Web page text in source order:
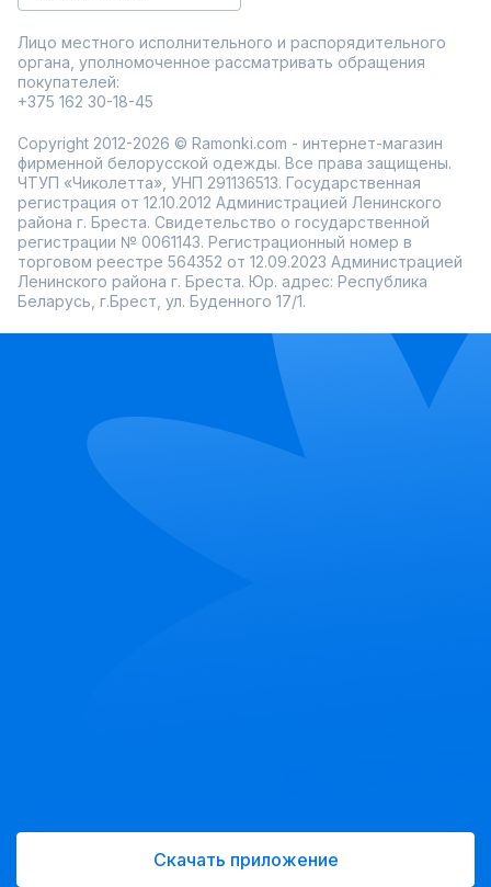
Лицо местного исполнительного и распорядительного
органа, уполномоченное рассматривать обращения
покупателей:
+375 162 30-18-45
Copyright 2012-2026 © Ramonki.com - интернет-магазин
фирменной белорусской одежды. Все права защищены.
ЧТУП «Чиколетта», УНП 291136513. Государственная
регистрация от 12.10.2012 Администрацией Ленинского
района г. Бреста. Свидетельство о государственной
регистрации № 0061143. Регистрационный номер в
торговом реестре 564352 от 12.09.2023 Администрацией
Ленинского района г. Бреста. Юр. адрес: Республика
Беларусь, г.Брест, ул. Буденного 17/1.
Скачать приложение